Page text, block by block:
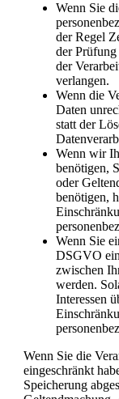
Wenn Sie
der Regel
der
der
verlangen.
Wenn die
Daten
statt der
Wenn wir
benötigen,
oder
benötigen,
Wenn Sie
DSGVO
zwischen
werden.
Interessen
Wenn Sie die
eingeschränkt
Speicherung